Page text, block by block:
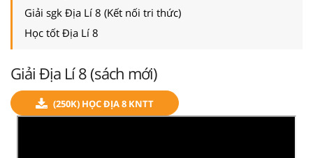
Giải sgk Địa Lí 8 (Kết nối tri thức)
Học tốt Địa Lí 8
Giải Địa Lí 8 (sách mới)
(250K) HỌC ĐỊA 8 KNTT